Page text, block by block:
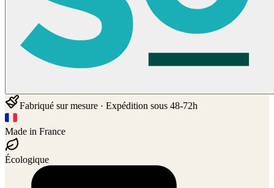
Fabriqué sur mesure · Expédition sous 48-72h
Made in France
Écologique